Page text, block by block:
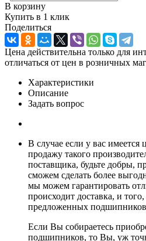
В корзину
Купить в 1 клик
Поделиться
Цена действительна только для
отличаться от цен в розничных
Характеристики
Описание
Задать вопрос
В случае если у вас имеется
продажу такого
поставщика, будьте добры,
сможем сделать более
мы можем гарантировать
происходит доставка, и
предложенных
Если Вы собираетесь
подшипников, то Вы, уж